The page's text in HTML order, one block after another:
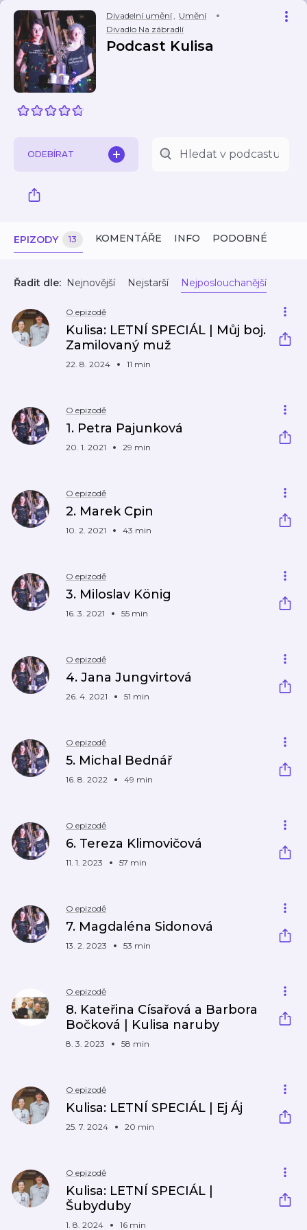
Divadelní umění, Umění
Divadlo Na zábradlí
Podcast Kulisa
ODEBÍRAT
EPIZODY 13 KOMENTÁŘE INFO PODOBNÉ
Řadit dle: Nejnovější Nejstarší Nejposlouchanější
O epizodě
Kulisa: LETNÍ SPECIÁL | Můj boj.
Zamilovaný muž
22. 8. 2024 11 min
O epizodě
1. Petra Pajunková
20. 1. 2021 29 min
O epizodě
2. Marek Cpin
10. 2. 2021 43 min
O epizodě
3. Miloslav König
16. 3. 2021 55 min
O epizodě
4. Jana Jungvirtová
26. 4. 2021 51 min
O epizodě
5. Michal Bednář
16. 8. 2022 49 min
O epizodě
6. Tereza Klimovičová
11. 1. 2023 57 min
O epizodě
7. Magdaléna Sidonová
13. 2. 2023 53 min
O epizodě
8. Kateřina Císařová a Barbora
Bočková | Kulisa naruby
8. 3. 2023 58 min
O epizodě
Kulisa: LETNÍ SPECIÁL | Ej Áj
25. 7. 2024 20 min
O epizodě
Kulisa: LETNÍ SPECIÁL |
Šubyduby
1. 8. 2024 16 min